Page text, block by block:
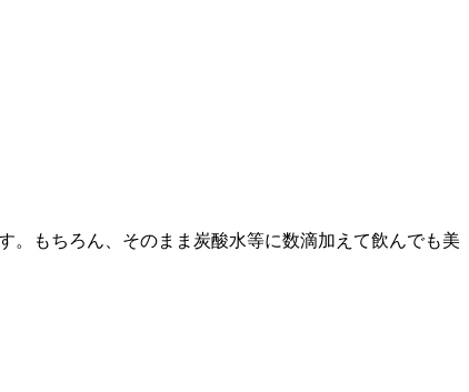
。もちろん、そのまま炭酸水等に数滴加えて飲んでも美